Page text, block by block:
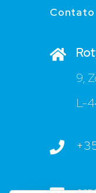
Contato
9,
L-